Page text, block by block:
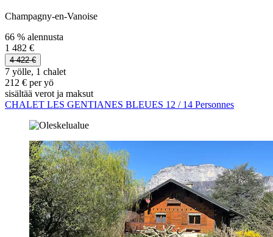
Champagny-en-Vanoise
66 % alennusta
1 482 €
4 422 €
7 yölle, 1 chalet
212 € per yö
sisältää verot ja maksut
CHALET LES GENTIANES BLEUES 12 / 14 Personnes